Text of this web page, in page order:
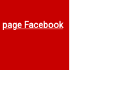
page Facebook